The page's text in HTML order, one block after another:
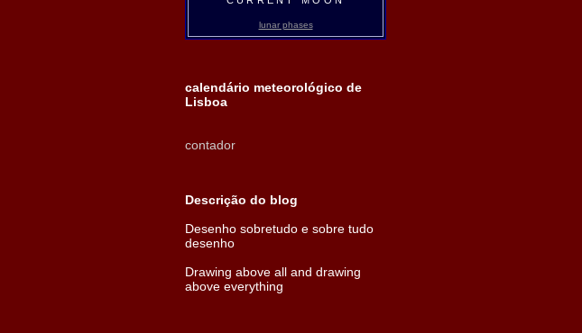
lunar phases
calendário meteorológico de
Lisboa
contador
Descrição do blog
Desenho sobretudo e sobre tudo
desenho
Drawing above all and drawing
above everything